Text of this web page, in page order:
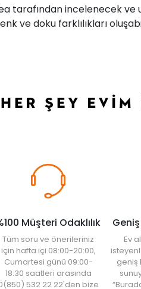
tarafından incelenecek
ve doku farklılıkları
Müşteri Odaklılık
Tüm soru ve önerileriniz
için hafta içi 08:00-20:00,
Cumartesi günü 09:00-
18:30 saatleri arasında
532 22 22'den bize
Ev
geniş